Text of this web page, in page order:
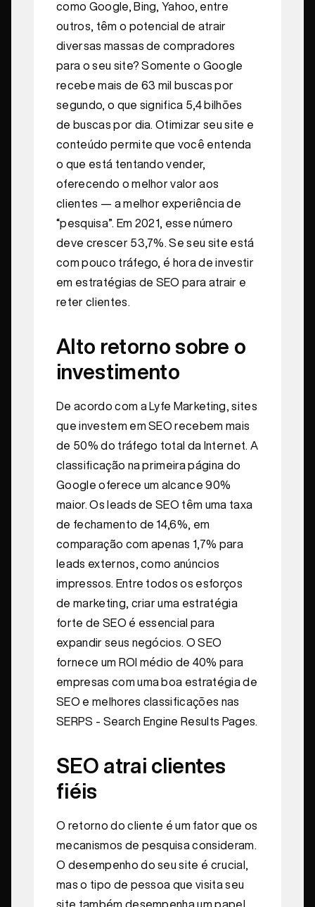
como Google, Bing, Yahoo, entre
outros, têm o potencial de atrair
diversas massas de compradores
para o seu site? Somente o Google
recebe mais de 63 mil buscas por
segundo, o que significa 5,4 bilhões
de buscas por dia. Otimizar seu site e
conteúdo permite que você entenda
o que está tentando vender,
oferecendo o melhor valor aos
clientes — a melhor experiência de
“pesquisa”. Em 2021, esse número
deve crescer 53,7%. Se seu site está
com pouco tráfego, é hora de investir
em estratégias de SEO para atrair e
reter clientes.
Alto retorno sobre o
investimento
De acordo com a Lyfe Marketing, sites
que investem em SEO recebem mais
de 50% do tráfego total da Internet. A
classificação na primeira página do
Google oferece um alcance 90%
maior. Os leads de SEO têm uma taxa
de fechamento de 14,6%, em
comparação com apenas 1,7% para
leads externos, como anúncios
impressos. Entre todos os esforços
de marketing, criar uma estratégia
forte de SEO é essencial para
expandir seus negócios. O SEO
fornece um ROI médio de 40% para
empresas com uma boa estratégia de
SEO e melhores classificações nas
SERPS - Search Engine Results Pages.
SEO atrai clientes
fiéis
O retorno do cliente é um fator que os
mecanismos de pesquisa consideram.
O desempenho do seu site é crucial,
mas o tipo de pessoa que visita seu
site também desempenha um papel